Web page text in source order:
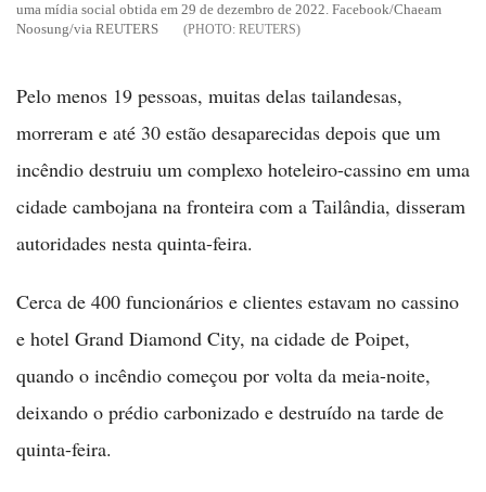
uma mídia social obtida em 29 de dezembro de 2022. Facebook/Chaeam
Noosung/via REUTERS
REUTERS
Pelo menos 19 pessoas, muitas delas tailandesas,
morreram e até 30 estão desaparecidas depois que um
incêndio destruiu um complexo hoteleiro-cassino em uma
cidade cambojana na fronteira com a Tailândia, disseram
autoridades nesta quinta-feira.
Cerca de 400 funcionários e clientes estavam no cassino
e hotel Grand Diamond City, na cidade de Poipet,
quando o incêndio começou por volta da meia-noite,
deixando o prédio carbonizado e destruído na tarde de
quinta-feira.